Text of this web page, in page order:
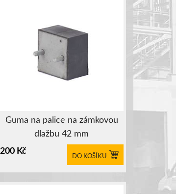
Guma na palice na zámkovou
dlažbu 42 mm
200 Kč
DO KOŠÍKU